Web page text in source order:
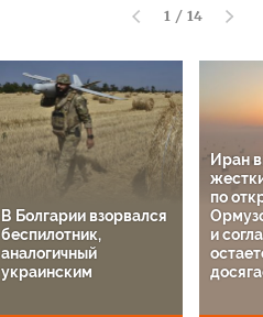
1 / 14
В Болгарии взорвался
беспилотник,
аналогичный
украинским
Иран
по
и